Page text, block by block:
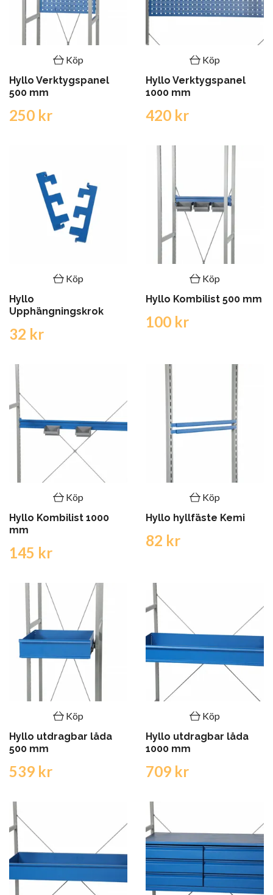
Köp
Hyllo Verktygspanel
500 mm
250 kr
Köp
Hyllo Verktygspanel
1000 mm
420 kr
Köp
Hyllo
Upphängningskrok
32 kr
Köp
Hyllo Kombilist 500 mm
100 kr
Köp
Hyllo Kombilist 1000
mm
145 kr
Köp
Hyllo hyllfäste Kemi
82 kr
Köp
Hyllo utdragbar låda
500 mm
539 kr
Köp
Hyllo utdragbar låda
1000 mm
709 kr